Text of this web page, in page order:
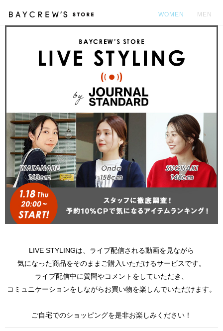
WOMEN MEN
LIVE STYLINGは、ライブ配信される動画を見ながら
気になった商品をそのままご購入いただけるサービスです。
ライブ配信中に質問やコメントをしていただき、
コミュニケーションをしながらお買い物を楽しんでいただけます。
ご自宅でのショッピングを是非お楽しみください！